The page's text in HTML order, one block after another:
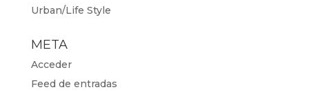
Urban/Life Style
META
Acceder
Feed de entradas